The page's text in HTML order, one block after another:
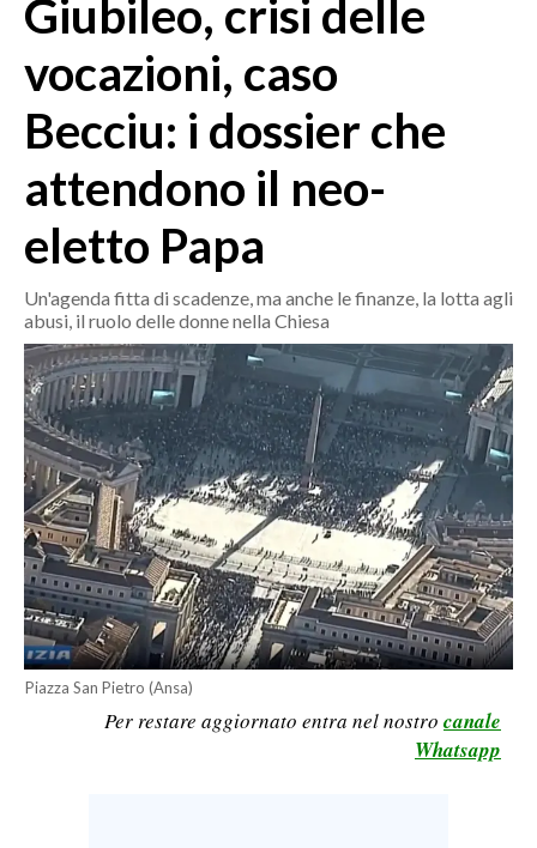
MEDIO CAMPIDANO
SASSARI E PROVINCIA
GALLURA
NUORO E PROVINCIA
OGLIASTRA
AGENDA
ITALIA
MONDO
POLITICA
ECONOMIA
SERVIZI ALLE IMPRESE
LAVORO
BANDI
SPORT IN SARDEGNA
Giubileo, crisi delle
vocazioni, caso
Becciu: i dossier che
attendono il neo-
eletto Papa
Un'agenda fitta di scadenze, ma anche le finanze, la lotta agli
abusi, il ruolo delle donne nella Chiesa
Piazza San Pietro (Ansa)
Per restare aggiornato entra nel nostro canale
Whatsapp